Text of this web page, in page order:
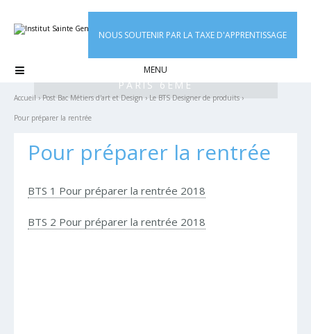
contenu.
navigation
INSTITUT SAINTE GENEVIEVE
PARIS 6ÈME
NOUS SOUTENIR PAR LA TAXE D'APPRENTISSAGE

Accueil › Post Bac Métiers d'art et Design › Le BTS Designer de produits ›
Pour préparer la rentrée
Pour préparer la rentrée
BTS 1 Pour préparer la rentrée 2018
BTS 2 Pour préparer la rentrée 2018